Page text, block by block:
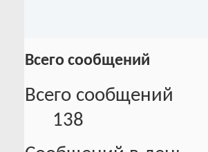
Всего сообщений
Всего сообщений
138